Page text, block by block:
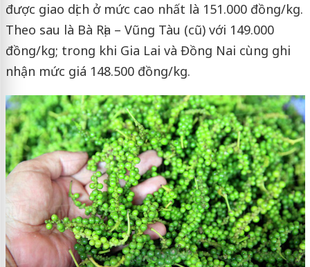
được giao dịch ở mức cao nhất là 151.000 đồng/kg.
Theo sau là Bà Rịa – Vũng Tàu (cũ) với 149.000
đồng/kg; trong khi Gia Lai và Đồng Nai cùng ghi
nhận mức giá 148.500 đồng/kg.